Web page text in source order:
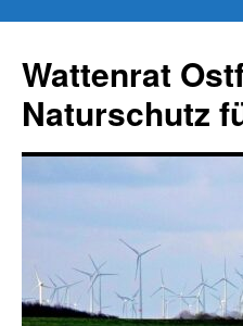
springen
Wattenrat
Naturschutz